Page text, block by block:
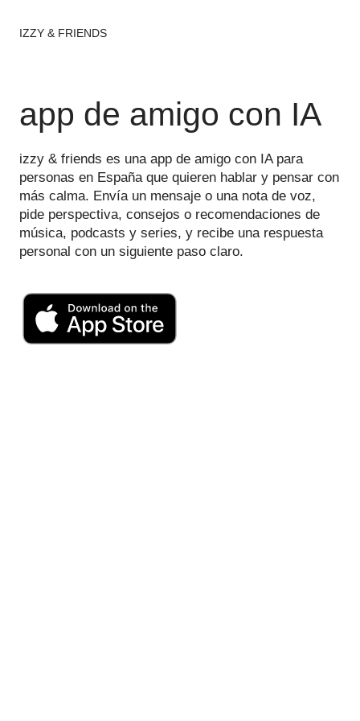
IZZY & FRIENDS
app de amigo con IA
izzy & friends es una app de amigo con IA para
personas en España que quieren hablar y pensar con
más calma. Envía un mensaje o una nota de voz,
pide perspectiva, consejos o recomendaciones de
música, podcasts y series, y recibe una respuesta
personal con un siguiente paso claro.